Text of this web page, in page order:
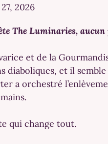
2026
The Luminaries,
et de la
diaboliques, et il
a orchestré
qui change tout.